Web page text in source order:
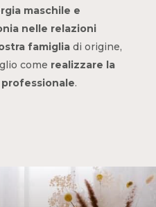
maschile e
nelle relazioni
famiglia di origine,
come realizzare la
.